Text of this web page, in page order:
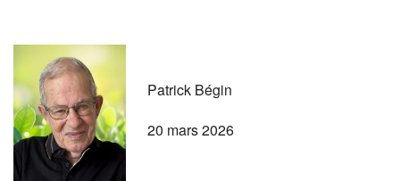
Patrick Bégin
20 mars 2026